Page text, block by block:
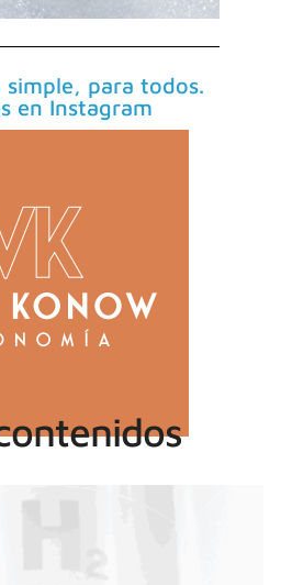
simple, para todos.
en Instagram